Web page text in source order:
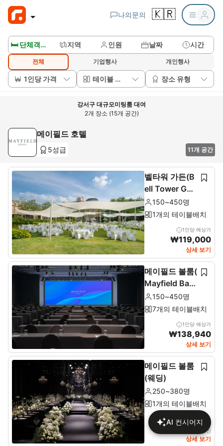
나의문의 🇰🇷
🛏️ 단체객실보기 지역 인원 날짜 시간
전체 기업행사 개인행사
1인당 가격 테이블 배치 장소 유형
강서구 대규모미팅룸 대여
2개 장소 (15개 공간)
메이필드 호텔
5성급 11개 공간
벨타워 가든(B
ell Tower Gar
den)
150~450명
1개의 테이블배치
1인당 예상가
₩119,000
상세 보기
메이필드 볼룸(
Mayfield Ballr
oom)
150~450명
7개의 테이블배치
1인당 예상가
₩138,940
상세 보기
메이필드 볼룸
(웨딩)
250~380명
1개의 테이블배치
상세에서 가격 확인
상세 보기
AI 컨시어지